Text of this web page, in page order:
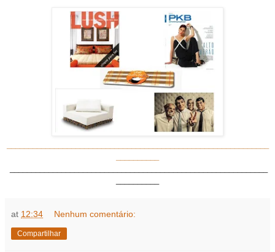
at 12:34 Nenhum comentário:
Compartilhar